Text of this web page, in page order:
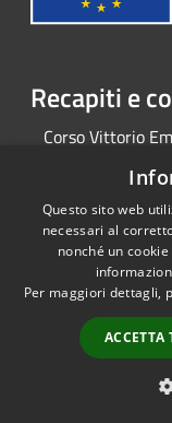
Recapiti e
Corso Vittorio
RSS
Accessibilità
Privacy
Mappa del sito
Questo sito web
necessari al
nonché un
Per maggiori dettagli,
ACCETTA